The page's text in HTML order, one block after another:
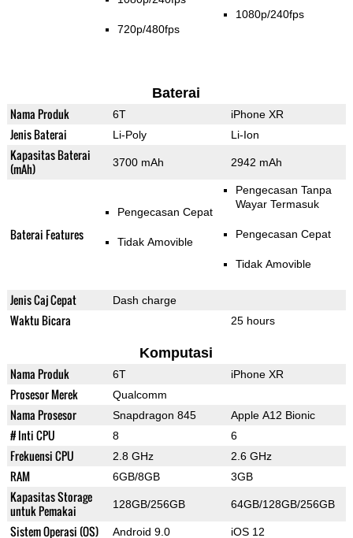
720p/480fps
1080p/240fps
Baterai
Nama Produk 6T iPhone XR
Jenis Baterai Li-Poly Li-Ion
Kapasitas Baterai
(mAh)
3700 mAh 2942 mAh
Baterai Features
Pengecasan Cepat
Tidak Amovible
Pengecasan Tanpa
Wayar Termasuk
Pengecasan Cepat
Tidak Amovible
Jenis Caj Cepat Dash charge
Waktu Bicara 25 hours
Komputasi
Nama Produk 6T iPhone XR
Prosesor Merek Qualcomm
Nama Prosesor Snapdragon 845 Apple A12 Bionic
# Inti CPU 8 6
Frekuensi CPU 2.8 GHz 2.6 GHz
RAM 6GB/8GB 3GB
Kapasitas Storage
untuk Pemakai
128GB/256GB 64GB/128GB/256GB
Sistem Operasi (OS) Android 9.0 iOS 12